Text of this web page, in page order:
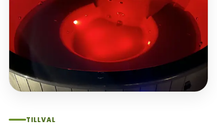
TILLVAL